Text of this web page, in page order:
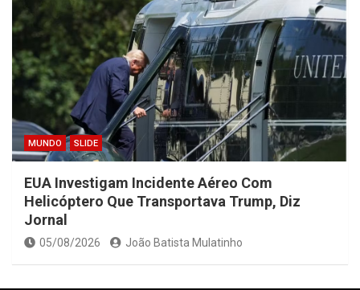
MUNDO SLIDE
EUA Investigam Incidente Aéreo Com
Helicóptero Que Transportava Trump, Diz
Jornal
05/08/2026 João Batista Mulatinho